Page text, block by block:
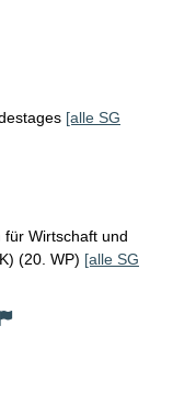
[alle SG
für Wirtschaft und
(20. WP) [alle SG